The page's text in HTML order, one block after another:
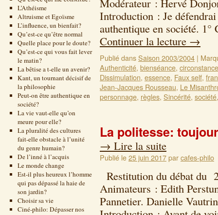
L’Athéisme
Altruisme et Egoïsme
L’influence, un bienfait?
Qu’est-ce qu’être normal
Quelle place pour le doute?
Qu’est-ce qui vous fait lever
le matin?
La bêtise a t-elle un avenir?
Kant, un tournant décisif de
la philosophie
Peut-on être authentique en
société?
La vie vaut-elle qu’on
meure pour elle?
La pluralité des cultures
fait-elle obstacle à l’unité
du genre humain?
De l’inné à l’acquis
Le monde change
Est-il plus heureux l’homme
qui pas dépassé la haie de
son jardin?
Choisir sa vie
Ciné-philo: Dépasser nos
Modérateur : Hervé
Introduction : Je
authentique en société.
Continuer la lecture →
Publié dansSaison 2003/2004 |
Authenticité, bienséance,
Dissimulation, essence, Faux self,
Jean-Jacques Rousseau, Le
personnage, règles, Sincérité, société
La politesse:
→ Lire la suite
Publié le25 juin 2017parcafes-philo
Restitution du débat du
Animateurs : Edith
Pannetier. Danielle